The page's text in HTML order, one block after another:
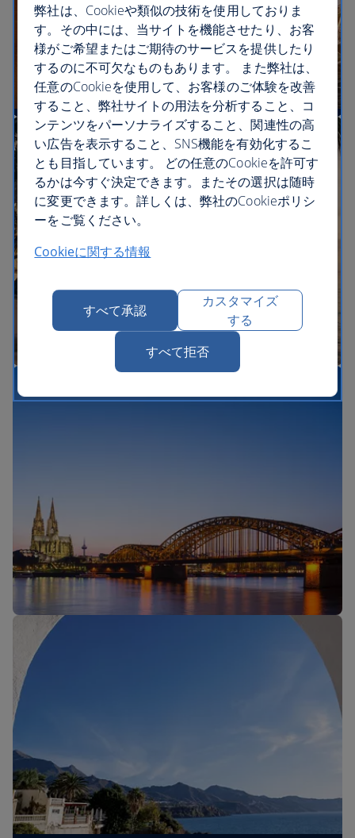
More direct flights to the US than any other UK
airline
ブリティッシュ・エアウェイズ ホリデーのお約束
弊社は、Cookieや類似の技術を使用しておりま
す。その中には、当サイトを機能させたり、お客
様がご希望またはご期待のサービスを提供したり
するのに不可欠なものもあります。 また弊社は、
任意のCookieを使用して、お客様のご体験を改善
すること、弊社サイトの用法を分析すること、コ
ンテンツをパーソナライズすること、関連性の高
い広告を表示すること、SNS機能を有効化するこ
とも目指しています。 どの任意のCookieを許可す
るかは今すぐ決定できます。またその選択は随時
に変更できます。詳しくは、弊社のCookieポリシ
ーをご覧ください。
Cookieに関する情報
すべて承認
カスタマイズ
する
すべて拒否